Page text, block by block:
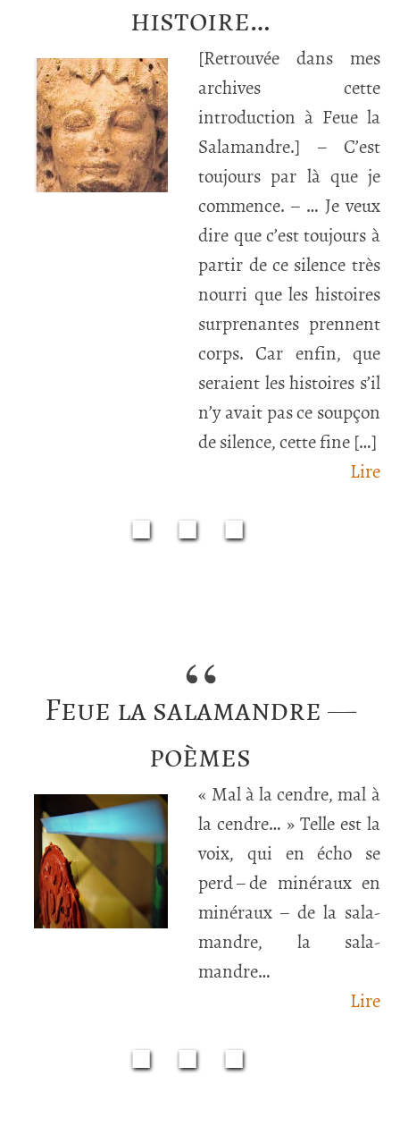
histoire…
[Retrouvée dans mes
archives cette
introduction à Feue la
Salamandre.] – C’est
toujours par là que je
commence. – … Je veux
dire que c’est toujours à
partir de ce silence très
nourri que les histoires
surprenantes prennent
corps. Car enfin, que
seraient les histoires s’il
n’y avait pas ce soupçon
de silence, cette fine […]
Lire
■■■
Feue la salamandre —
poèmes
« Mal à la cendre, mal à
la cendre… » Telle est la
voix, qui en écho se
perd – de miné­raux en
miné­raux – de la sala­
mandre, la sala­
mandre…
Lire
■■■